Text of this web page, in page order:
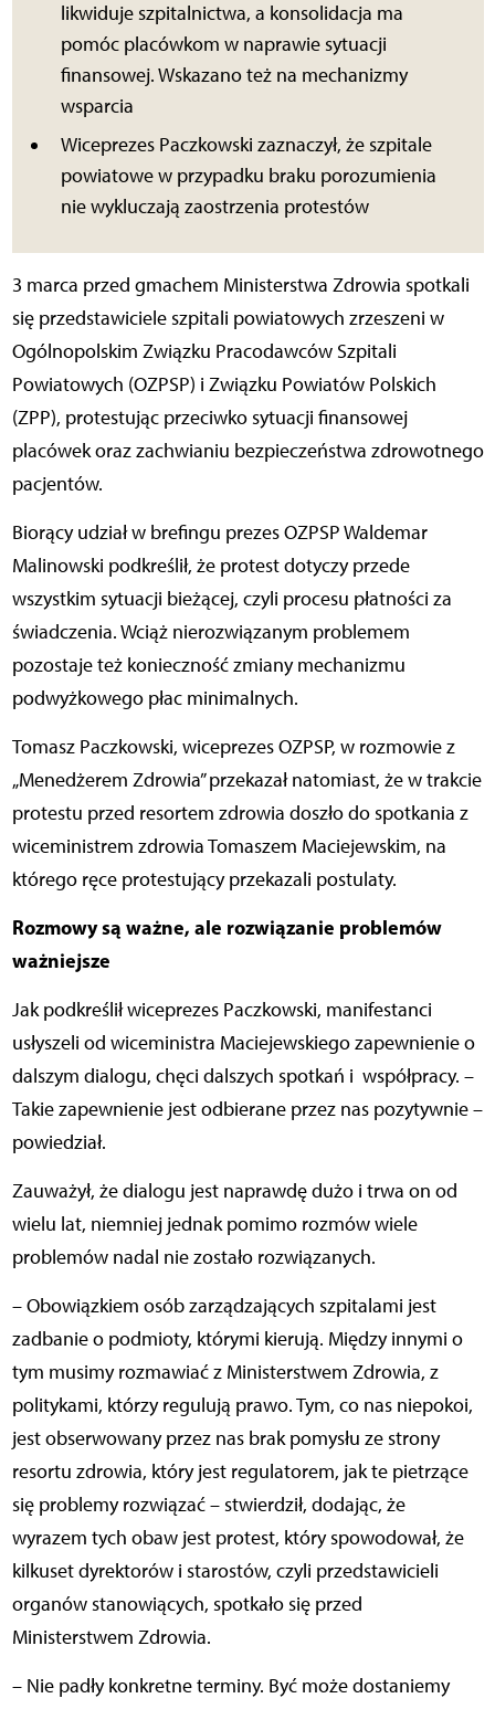
likwiduje szpitalnictwa, a konsolidacja ma
pomóc placówkom w naprawie sytuacji
finansowej. Wskazano też na mechanizmy
wsparcia
Wiceprezes Paczkowski zaznaczył, że szpitale
powiatowe w przypadku braku porozumienia
nie wykluczają zaostrzenia protestów
3 marca przed gmachem Ministerstwa Zdrowia spotkali
się przedstawiciele szpitali powiatowych zrzeszeni w
Ogólnopolskim Związku Pracodawców Szpitali
Powiatowych (OZPSP) i Związku Powiatów Polskich
(ZPP), protestując przeciwko sytuacji finansowej
placówek oraz zachwianiu bezpieczeństwa zdrowotnego
pacjentów.
Biorący udział w brefingu prezes OZPSP Waldemar
Malinowski podkreślił, że protest dotyczy przede
wszystkim sytuacji bieżącej, czyli procesu płatności za
świadczenia. Wciąż nierozwiązanym problemem
pozostaje też konieczność zmiany mechanizmu
podwyżkowego płac minimalnych.
Tomasz Paczkowski, wiceprezes OZPSP, w rozmowie z
„Menedżerem Zdrowia” przekazał natomiast, że w trakcie
protestu przed resortem zdrowia doszło do spotkania z
wiceministrem zdrowia Tomaszem Maciejewskim, na
którego ręce protestujący przekazali postulaty.
Rozmowy są ważne, ale rozwiązanie problemów
ważniejsze
Jak podkreślił wiceprezes Paczkowski, manifestanci
usłyszeli od wiceministra Maciejewskiego zapewnienie o
dalszym dialogu, chęci dalszych spotkań i współpracy. –
Takie zapewnienie jest odbierane przez nas pozytywnie –
powiedział.
Zauważył, że dialogu jest naprawdę dużo i trwa on od
wielu lat, niemniej jednak pomimo rozmów wiele
problemów nadal nie zostało rozwiązanych.
– Obowiązkiem osób zarządzających szpitalami jest
zadbanie o podmioty, którymi kierują. Między innymi o
tym musimy rozmawiać z Ministerstwem Zdrowia, z
politykami, którzy regulują prawo. Tym, co nas niepokoi,
jest obserwowany przez nas brak pomysłu ze strony
resortu zdrowia, który jest regulatorem, jak te pietrzące
się problemy rozwiązać – stwierdził, dodając, że
wyrazem tych obaw jest protest, który spowodował, że
kilkuset dyrektorów i starostów, czyli przedstawicieli
organów stanowiących, spotkało się przed
Ministerstwem Zdrowia.
– Nie padły konkretne terminy. Być może dostaniemy